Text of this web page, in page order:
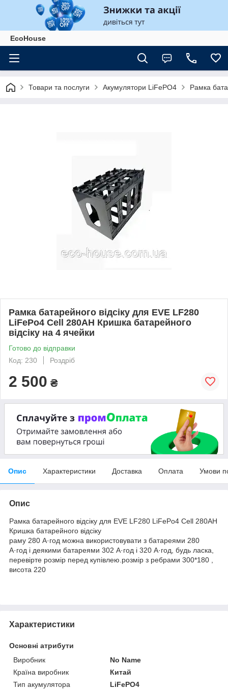
EcoHouse
Товари та послуги Акумулятори LiFePO4 Рамка
Рамка батарейного відсіку для EVE LF280
LiFePo4 Cell 280AH Кришка батарейного
відсіку на 4 ячейки
Готово до відправки
Код: 230
Роздріб
2 500 ₴
Опис Характеристики Доставка Оплата Умови
Опис
Рамка батарейного відсіку для EVE LF280 LiFePo4 Cell 280AH
Кришка батарейного відсіку
раму 280 А·год можна використовувати з батареями 280
А·год і деякими батареями 302 А·год і 320 А·год, будь ласка,
перевірте розмір перед купівлею.розмір з ребрами 300*180 ,
висота 220
Характеристики
Основні атрибути
Виробник
No Name
Країна виробник
Китай
Тип акумулятора
LiFePO4